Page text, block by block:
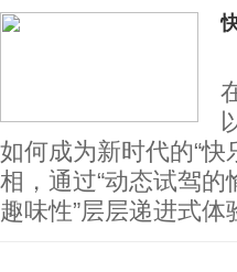
如何成为新时代的“
相，通过“动态试驾的
趣味性”层层递进式